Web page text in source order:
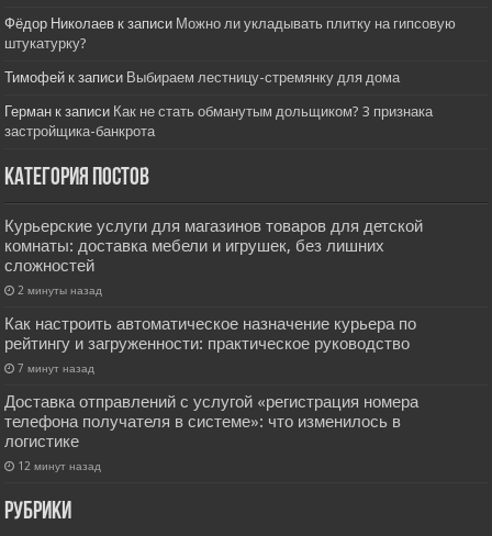
Фёдор Николаев к записи Можно ли укладывать плитку на гипсовую
штукатурку?
Тимофей к записи Выбираем лестницу-стремянку для дома
Герман к записи Как не стать обманутым дольщиком? 3 признака
застройщика-банкрота
Категория постов
Курьерские услуги для магазинов товаров для детской
комнаты: доставка мебели и игрушек, без лишних
сложностей
2 минуты назад
Как настроить автоматическое назначение курьера по
рейтингу и загруженности: практическое руководство
7 минут назад
Доставка отправлений с услугой «регистрация номера
телефона получателя в системе»: что изменилось в
логистике
12 минут назад
РУбрики